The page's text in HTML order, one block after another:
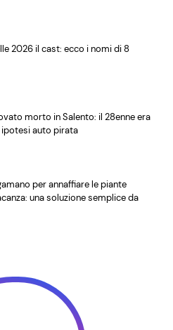
2026 il cast: ecco i nomi di 8
morto in Salento: il 28enne era
auto pirata
per annaffiare le piante
una soluzione semplice da